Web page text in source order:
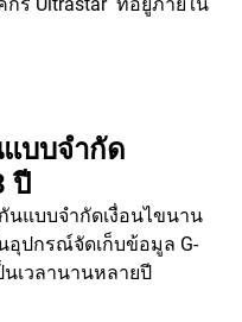
บบจำกัด
ปี
นแบบจำกัดเงื่อนไขนาน
อุปกรณ์จัดเก็บข้อมูล G-
นเวลานานหลายปี